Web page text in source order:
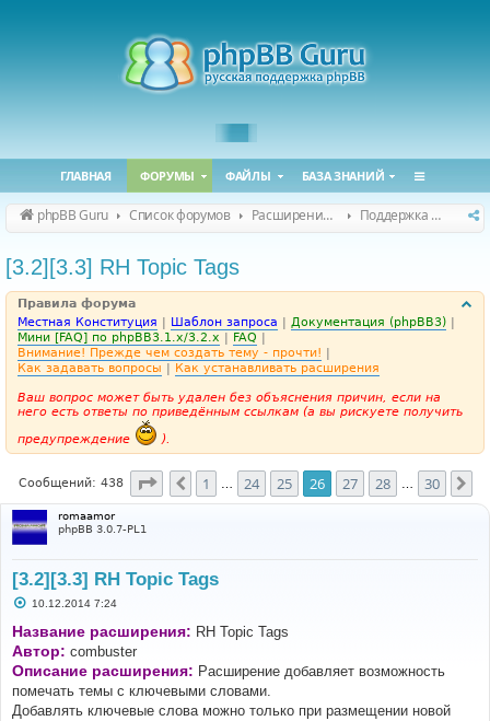
ГЛАВНАЯ ФОРУМЫ ФАЙЛЫ БАЗА ЗНАНИЙ
phpBB Guru Список форумов Расширения phpBB Поддержка расширений для phpBB
[3.2][3.3] RH Topic Tags
Правила форума
Местная Конституция | Шаблон запроса | Документация (phpBB3) |
Мини [FAQ] по phpBB3.1.x/3.2.x | FAQ |
Внимание! Прежде чем создать тему - прочти! |
Как задавать вопросы | Как устанавливать расширения
Ваш вопрос может быть удален без объяснения причин, если на
него есть ответы по приведённым ссылкам (а вы рискуете получить
предупреждение
).
Сообщений: 438 Страница26 из 30
Пред.
1 24 25 26 27 28 30
romaamor
phpBB 3.0.7-PL1
[3.2][3.3] RH Topic Tags
С
о
б
щ
е
н
и
е
10.12.2014 7:24
Название расширения: RH Topic Tags
Автор: combuster
Описание расширения: Расширение добавляет возможность
помечать темы с ключевыми словами.
Добавлять ключевые слова можно только при размещении новой